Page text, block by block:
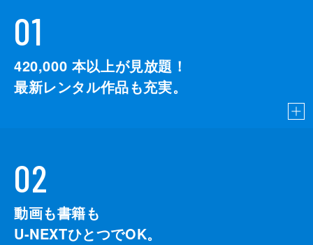
01
420,000 本以上が見放題！
最新レンタル作品も充実。
02
動画も書籍も
U-NEXTひとつでOK。